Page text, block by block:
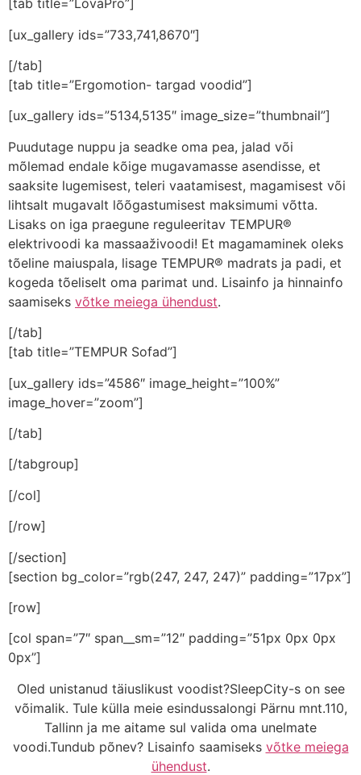
[tab title=”LovaPro”]
[ux_gallery ids=”733,741,8670″]
[/tab]
[tab title=”Ergomotion- targad voodid”]
[ux_gallery ids=”5134,5135″ image_size=”thumbnail”]
Puudutage nuppu ja seadke oma pea, jalad või
mõlemad endale kõige mugavamasse asendisse, et
saaksite lugemisest, teleri vaatamisest, magamisest või
lihtsalt mugavalt lõõgastumisest maksimumi võtta.
Lisaks on iga praegune reguleeritav TEMPUR®
elektrivoodi ka massaaživoodi! Et magamaminek oleks
tõeline maiuspala, lisage TEMPUR® madrats ja padi, et
kogeda tõeliselt oma parimat und. Lisainfo ja hinnainfo
saamiseks võtke meiega ühendust.
[/tab]
[tab title=”TEMPUR Sofad”]
[ux_gallery ids=”4586″ image_height=”100%”
image_hover=”zoom”]
[/tab]
[/tabgroup]
[/col]
[/row]
[/section]
[section bg_color=”rgb(247, 247, 247)” padding=”17px”]
[row]
[col span=”7″ span__sm=”12″ padding=”51px 0px 0px
0px”]
Oled unistanud täiuslikust voodist?SleepCity-s on see
võimalik. Tule külla meie esindussalongi Pärnu mnt.110,
Tallinn ja me aitame sul valida oma unelmate
voodi.Tundub põnev? Lisainfo saamiseks võtke meiega
ühendust.